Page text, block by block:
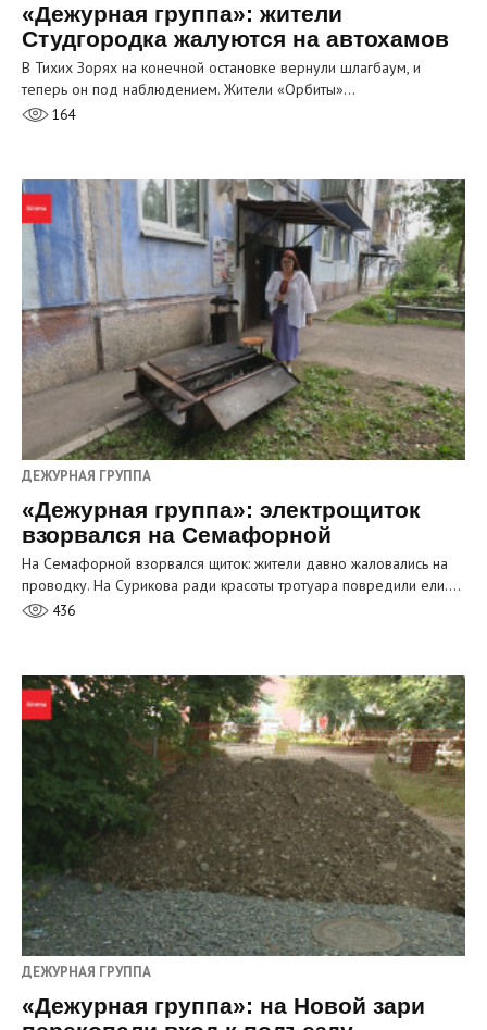
«Дежурная группа»: жители
Студгородка жалуются на автохамов
В Тихих Зорях на конечной остановке вернули шлагбаум, и
теперь он под наблюдением. Жители «Орбиты»…
164
ДЕЖУРНАЯ ГРУППА
«Дежурная группа»: электрощиток
взорвался на Семафорной
На Семафорной взорвался щиток: жители давно жаловались на
проводку. На Сурикова ради красоты тротуара повредили ели.…
436
ДЕЖУРНАЯ ГРУППА
«Дежурная группа»: на Новой зари